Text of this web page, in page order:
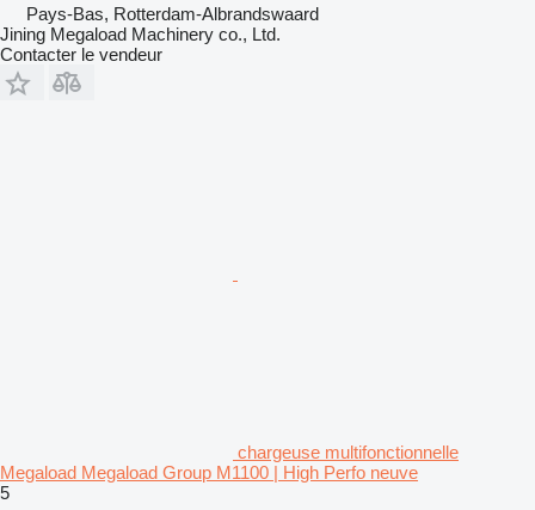
Pays-Bas, Rotterdam-Albrandswaard
Jining Megaload Machinery co., Ltd.
Contacter le vendeur
chargeuse multifonctionnelle
Megaload Megaload Group M1100 | High Perfo neuve
5